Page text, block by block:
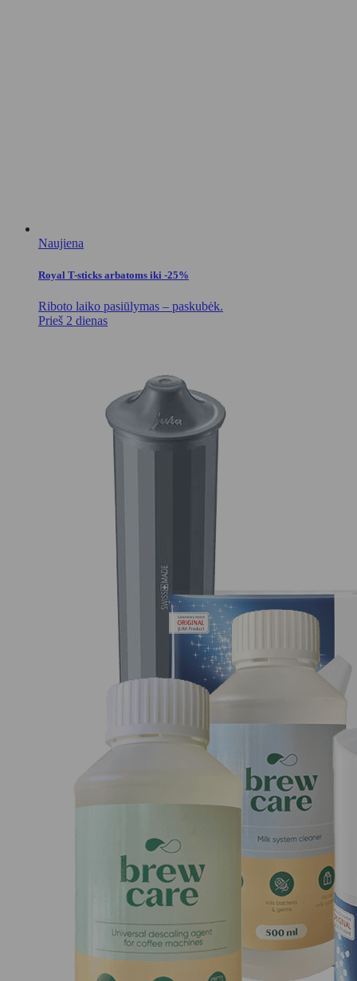
Naujiena
Royal T-sticks arbatoms iki -25%
Riboto laiko pasiūlymas – paskubėk.
Prieš 2 dienas